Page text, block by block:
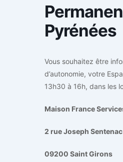
Pyrénées
Vous souhaitez être
d’autonomie, votre
13h30 à 16h, dans les
Maison France
2 rue Joseph Sentenac
09200 Saint Girons